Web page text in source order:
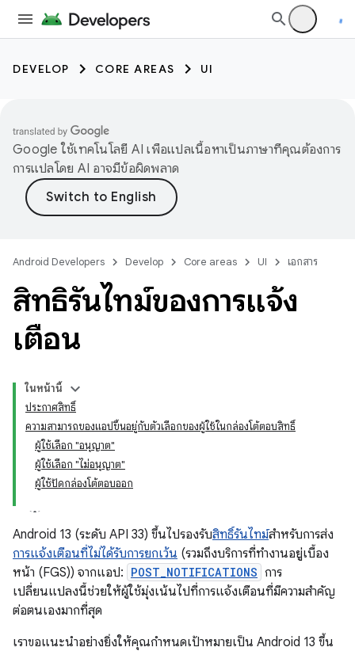
DEVELOP CORE AREAS UI
Google ใช้เทคโนโลยี AI เพื่อแปลเนื้อหาเป็นภาษาที่คุณต้องการ
การแปลโดย AI อาจมีข้อผิดพลาด
Android Developers Develop Core areas UI เอกสาร
สิทธิ์รันไทม์ของการแจ้ง
เตือน
ในหน้านี้
ประกาศสิทธิ์
ความสามารถของแอปขึ้นอยู่กับตัวเลือกของผู้ใช้ในกล่องโต้ตอบสิทธิ์
ผู้ใช้เลือก "อนุญาต"
ผู้ใช้เลือก "ไม่อนุญาต"
ผู้ใช้ปัดกล่องโต้ตอบออก
Android 13 (ระดับ API 33) ขึ้นไปรองรับสิทธิ์รันไทม์สำหรับการส่ง
การแจ้งเตือนที่ไม่ได้รับการยกเว้น (รวมถึงบริการที่ทำงานอยู่เบื้อง
หน้า (FGS)) จากแอป: POST_NOTIFICATIONS การ
เปลี่ยนแปลงนี้ช่วยให้ผู้ใช้มุ่งเน้นไปที่การแจ้งเตือนที่มีความสำคัญ
ต่อตนเองมากที่สุด
เราขอแนะนำอย่างยิ่งให้คุณกำหนดเป้าหมายเป็น Android 13 ขึ้น